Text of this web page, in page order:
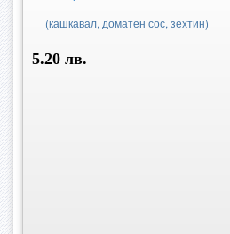
(кашкавал, доматен сос, зехтин)
5.20 лв.